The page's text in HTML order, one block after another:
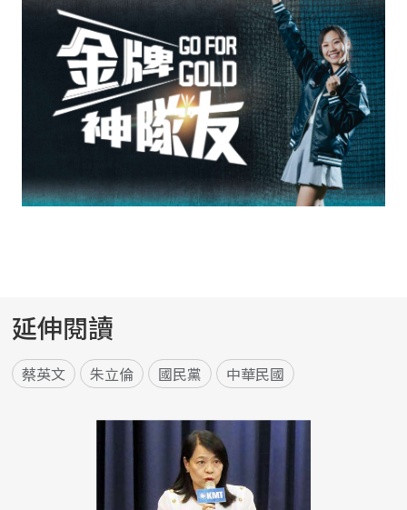
延伸閱讀
蔡英文 朱立倫 國民黨 中華民國